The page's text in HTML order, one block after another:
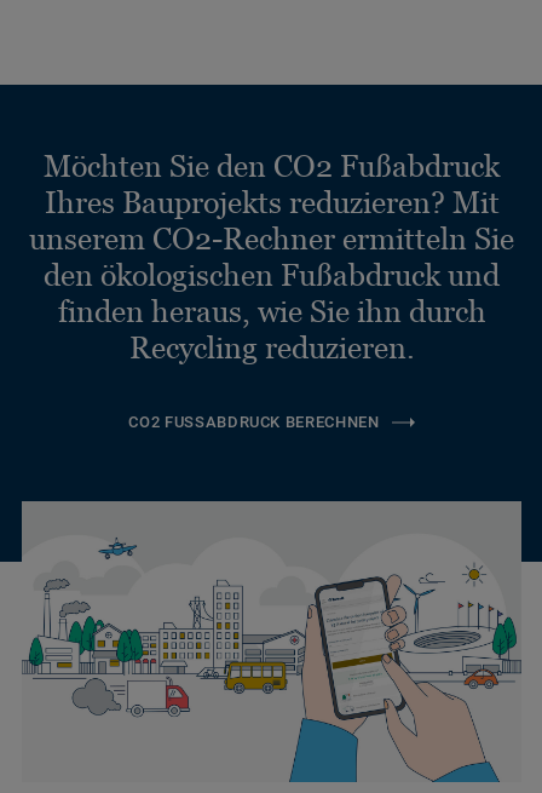
Möchten Sie den CO2 Fußabdruck
Ihres Bauprojekts reduzieren? Mit
unserem CO2-Rechner ermitteln Sie
den ökologischen Fußabdruck und
finden heraus, wie Sie ihn durch
Recycling reduzieren.
CO2 FUSSABDRUCK BERECHNEN